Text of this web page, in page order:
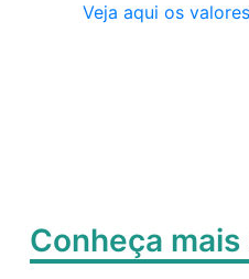
Veja aqui os
Conheça mais